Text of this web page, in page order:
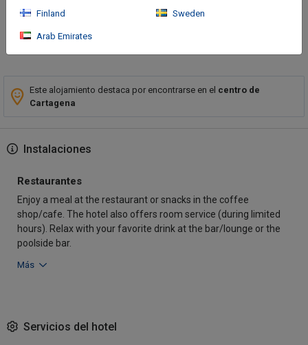
Este alojamiento destaca por encontrarse en el centro de
Cartagena
Instalaciones
Restaurantes
Enjoy a meal at the restaurant or snacks in the coffee
shop/cafe. The hotel also offers room service (during limited
hours). Relax with your favorite drink at the bar/lounge or the
poolside bar.
Más
Servicios del hotel
Finland Sweden
Arab Emirates